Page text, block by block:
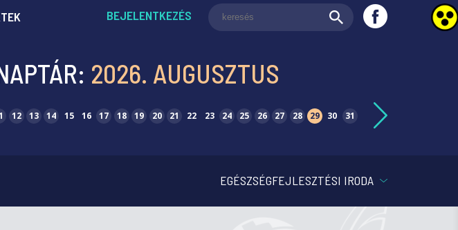
BEJELENTKEZÉS
2026. AUGUSZTUS
12 13 14 15 16 17 18 19 20 21 22 23 24 25 26 27 28 29 30 31
EGÉSZSÉGFEJLESZTÉSI IRODA